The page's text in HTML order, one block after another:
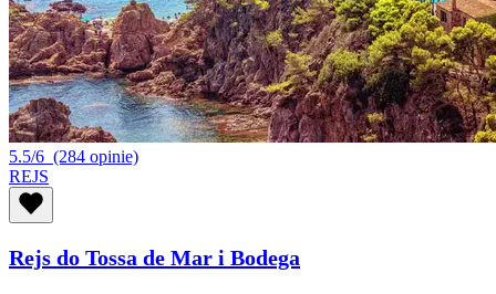
5.5/6 (284 opinie)
REJS
Rejs do Tossa de Mar i Bodega